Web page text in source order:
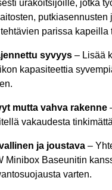
urakoitsijoille, jotka
putkiasennusten
parissa kapeilla
syvyys – Lisää
kapasiteettia
mutta vahva rakenne
vakaudesta
ja joustava –
Minibox Baseunitin
varten.